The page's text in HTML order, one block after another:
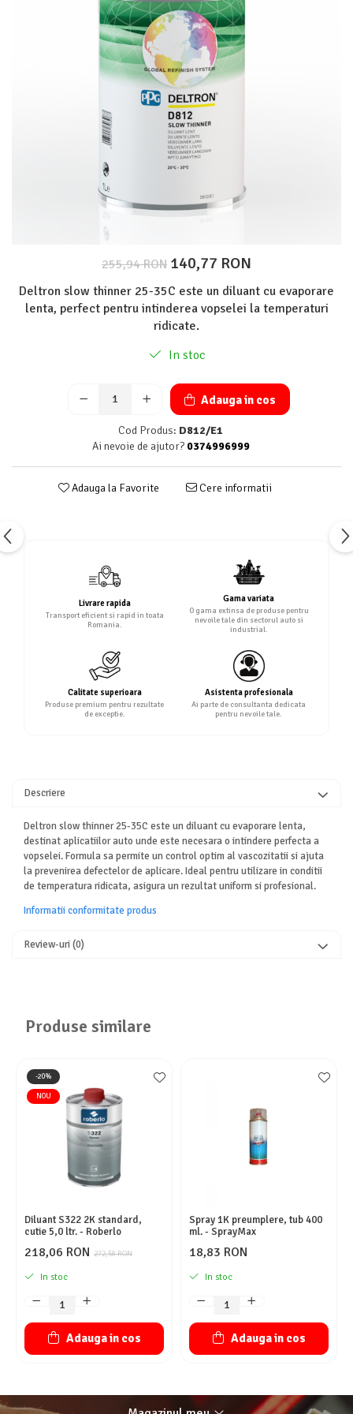
Sisteme si pahare PPS
255,94 RON 140,77 RON
Deltron slow thinner 25-35C este un diluant cu evaporare
lenta, perfect pentru intinderea vopselei la temperaturi
ridicate.
In stoc
Adauga in cos
Cod Produs: D812/E1
Ai nevoie de ajutor? 0374996999
Adauga la Favorite Cere informatii
Livrare rapida
Transport eficient si rapid in toata
Romania.
Gama variata
O gama extinsa de produse pentru
nevoile tale din sectorul auto si
industrial.
Calitate superioara
Produse premium pentru rezultate
de exceptie.
Asistenta profesionala
Ai parte de consultanta dedicata
pentru nevoile tale.
Descriere
Deltron slow thinner 25-35C este un diluant cu evaporare lenta,
destinat aplicatiilor auto unde este necesara o intindere perfecta a
vopselei. Formula sa permite un control optim al vascozitatii si ajuta
la prevenirea defectelor de aplicare. Ideal pentru utilizare in conditii
de temperatura ridicata, asigura un rezultat uniform si profesional.
Informatii conformitate produs
Review-uri(0)
Produse similare
-20%
NOU
Diluant S322 2K standard,
cutie 5,0 ltr. - Roberlo
272,58 RON
218,06 RON
In stoc
Adauga in cos
Spray 1K preumplere, tub 400
ml. - SprayMax
18,83 RON
In stoc
Adauga in cos